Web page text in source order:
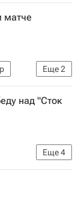
матче
Еще2
над "Сток
Еще4